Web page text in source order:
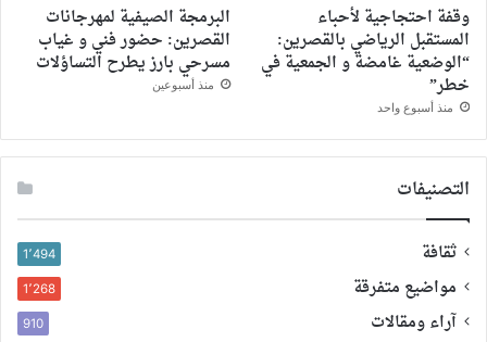
وقفة احتجاجية لأحباء
المستقبل الرياضي بالقصرين:
“الوضعية غامضة و الجمعية في
خطر”
منذ أسبوع واحد
البرمجة الصيفية لمهرجانات
القصرين: حضور فني و غياب
مسرحي بارز يطرح التساؤلات
منذ أسبوعين
التصنيفات
ثقافة 1٬494
مواضيع متفرقة 1٬268
آراء ومقالات 910